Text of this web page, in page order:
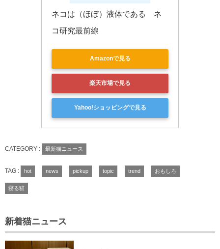
ネコは（ほぼ）液体である　ネ
コ研究最前線
Amazonで見る
楽天市場で見る
Yahoo!ショッピングで見る
CATEGORY : 最新猫ニュース
TAG : hot news pickup topic trend おもしろ
寝る猫
新着猫ニュース